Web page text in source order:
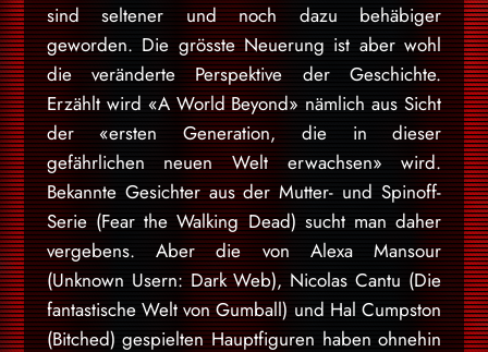
sind seltener und noch dazu behäbiger
geworden. Die grösste Neuerung ist aber wohl
die veränderte Perspektive der Geschichte.
Erzählt wird «A World Beyond» nämlich aus Sicht
der «ersten Generation, die in dieser
gefährlichen neuen Welt erwachsen» wird.
Bekannte Gesichter aus der Mutter- und Spinoff-
Serie (Fear the Walking Dead) sucht man daher
vergebens. Aber die von Alexa Mansour
(Unknown Usern: Dark Web), Nicolas Cantu (Die
fantastische Welt von Gumball) und Hal Cumpston
(Bitched) gespielten Hauptfiguren haben ohnehin